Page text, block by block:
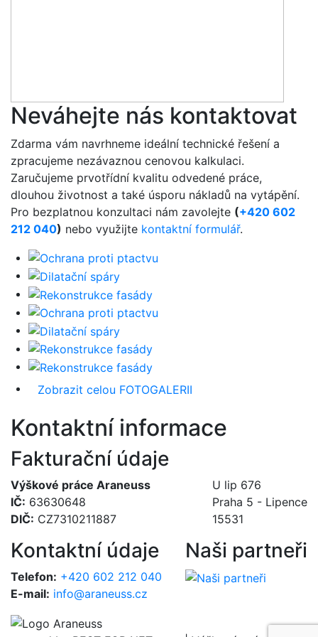
Neváhejte nás kontaktovat
Zdarma vám navrhneme ideální technické řešení a
zpracujeme nezávaznou cenovou kalkulaci.
Zaručujeme prvotřídní kvalitu odvedené práce,
dlouhou životnost a také úsporu nákladů na vytápění.
Pro bezplatnou konzultaci nám zavolejte (+420 602
212 040) nebo využijte kontaktní formulář.
Zobrazit celou FOTOGALERII
Kontaktní informace
Fakturační údaje
Výškové práce Araneuss
IČ: 63630648
DIČ: CZ7310211887
U lip 676
Praha 5 - Lipence
15531
Kontaktní údaje
Telefon: +420 602 212 040
E-mail: info@araneuss.cz
Naši partneři